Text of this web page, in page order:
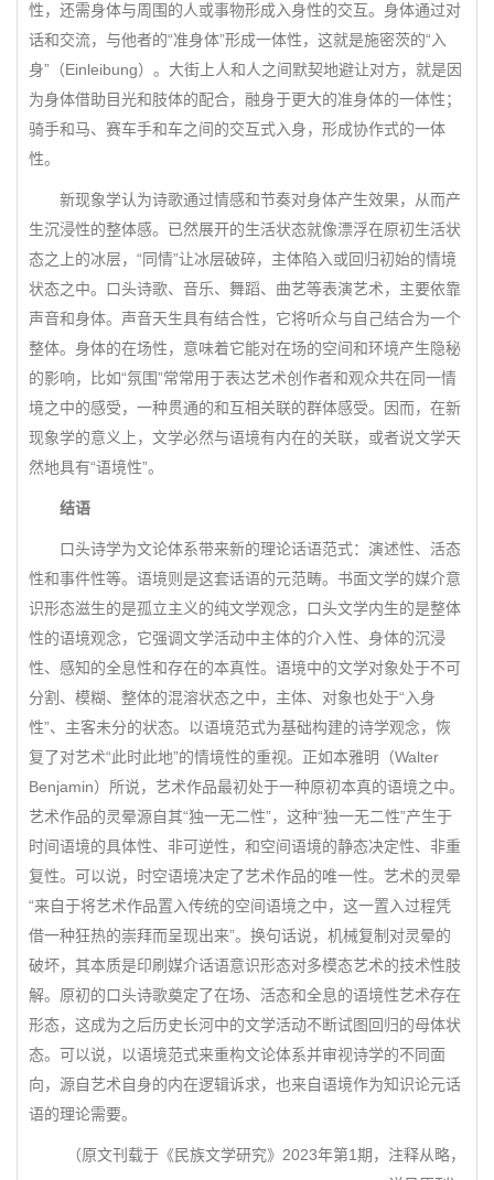
性，还需身体与周围的人或事物形成入身性的交互。身体通过对
话和交流，与他者的“准身体”形成一体性，这就是施密茨的“入
身”（Einleibung）。大街上人和人之间默契地避让对方，就是因
为身体借助目光和肢体的配合，融身于更大的准身体的一体性；
骑手和马、赛车手和车之间的交互式入身，形成协作式的一体
性。
新现象学认为诗歌通过情感和节奏对身体产生效果，从而产
生沉浸性的整体感。已然展开的生活状态就像漂浮在原初生活状
态之上的冰层，“同情”让冰层破碎，主体陷入或回归初始的情境
状态之中。口头诗歌、音乐、舞蹈、曲艺等表演艺术，主要依靠
声音和身体。声音天生具有结合性，它将听众与自己结合为一个
整体。身体的在场性，意味着它能对在场的空间和环境产生隐秘
的影响，比如“氛围”常常用于表达艺术创作者和观众共在同一情
境之中的感受，一种贯通的和互相关联的群体感受。因而，在新
现象学的意义上，文学必然与语境有内在的关联，或者说文学天
然地具有“语境性”。
结语
口头诗学为文论体系带来新的理论话语范式：演述性、活态
性和事件性等。语境则是这套话语的元范畴。书面文学的媒介意
识形态滋生的是孤立主义的纯文学观念，口头文学内生的是整体
性的语境观念，它强调文学活动中主体的介入性、身体的沉浸
性、感知的全息性和存在的本真性。语境中的文学对象处于不可
分割、模糊、整体的混溶状态之中，主体、对象也处于“入身
性”、主客未分的状态。以语境范式为基础构建的诗学观念，恢
复了对艺术“此时此地”的情境性的重视。正如本雅明（Walter
Benjamin）所说，艺术作品最初处于一种原初本真的语境之中。
艺术作品的灵晕源自其“独一无二性”，这种“独一无二性”产生于
时间语境的具体性、非可逆性，和空间语境的静态决定性、非重
复性。可以说，时空语境决定了艺术作品的唯一性。艺术的灵晕
“来自于将艺术作品置入传统的空间语境之中，这一置入过程凭
借一种狂热的崇拜而呈现出来”。换句话说，机械复制对灵晕的
破坏，其本质是印刷媒介话语意识形态对多模态艺术的技术性肢
解。原初的口头诗歌奠定了在场、活态和全息的语境性艺术存在
形态，这成为之后历史长河中的文学活动不断试图回归的母体状
态。可以说，以语境范式来重构文论体系并审视诗学的不同面
向，源自艺术自身的内在逻辑诉求，也来自语境作为知识论元话
语的理论需要。
（原文刊载于《民族文学研究》2023年第1期，注释从略，